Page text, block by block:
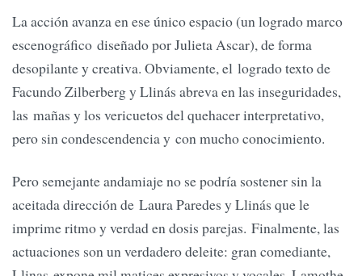
La acción avanza en ese único espacio (un logrado marco
escenográfico diseñado por Julieta Ascar), de forma
desopilante y creativa. Obviamente, el logrado texto de
Facundo Zilberberg y Llinás abreva en las inseguridades,
las mañas y los vericuetos del quehacer interpretativo,
pero sin condescendencia y con mucho conocimiento.
Pero semejante andamiaje no se podría sostener sin la
aceitada dirección de Laura Paredes y Llinás que le
imprime ritmo y verdad en dosis parejas. Finalmente, las
actuaciones son un verdadero deleite: gran comediante,